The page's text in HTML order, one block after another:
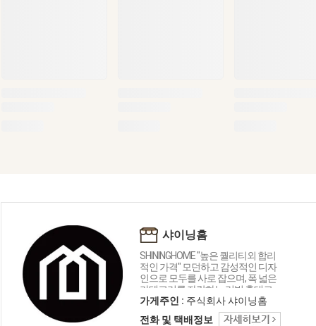
샤이닝홈
SHININGHOME "높은 퀄리티외 합리
적인 가격" 모던하고 감성적인 디자
인으로 모두를 사로 잡으며, 폭 넓은
카테고리를 자랑하는 리빙 홈데코
인테리어 샤이닝홈입니다.
가게주인 : 주식회사 샤이닝홈
전화 및 택배정보